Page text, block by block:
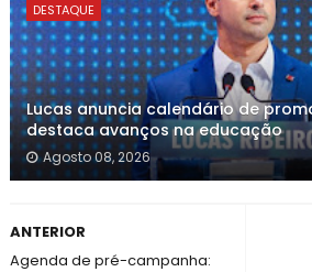
DESTAQUE
Lucas anuncia calendário de
destaca avanços na educação
Agosto 08, 2026
ANTERIOR
Agenda de pré-campanha: